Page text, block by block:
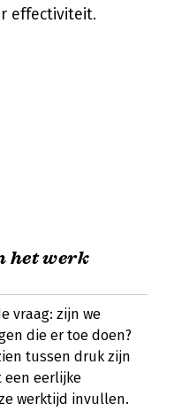
effectiviteit.
het werk
vraag: zijn we
die er toe doen?
tussen druk zijn
een eerlijke
werktijd invullen.